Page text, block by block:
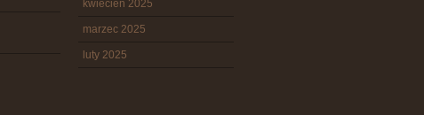
kwiecień 2025
marzec 2025
luty 2025